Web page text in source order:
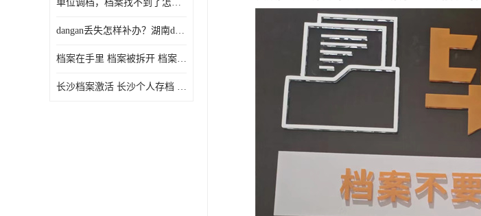
单位调档，档案找不到了怎么办？
dangan丢失怎样补办？湖南dangan丢失补办流程介绍！
档案在手里 档案被拆开 档案补办 档案问题一站式服务
长沙档案激活 长沙个人存档 长沙档案存档